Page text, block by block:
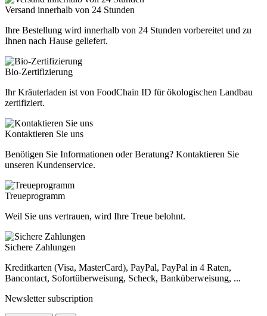
Versand innerhalb von 24 Stunden
Ihre Bestellung wird innerhalb von 24 Stunden vorbereitet und zu
Ihnen nach Hause geliefert.
Bio-Zertifizierung
Ihr Kräuterladen ist von FoodChain ID für ökologischen Landbau
zertifiziert.
Kontaktieren Sie uns
Benötigen Sie Informationen oder Beratung? Kontaktieren Sie
unseren Kundenservice.
Treueprogramm
Weil Sie uns vertrauen, wird Ihre Treue belohnt.
Sichere Zahlungen
Kreditkarten (Visa, MasterCard), PayPal, PayPal in 4 Raten,
Bancontact, Sofortüberweisung, Scheck, Banküberweisung, ...
Newsletter subscription